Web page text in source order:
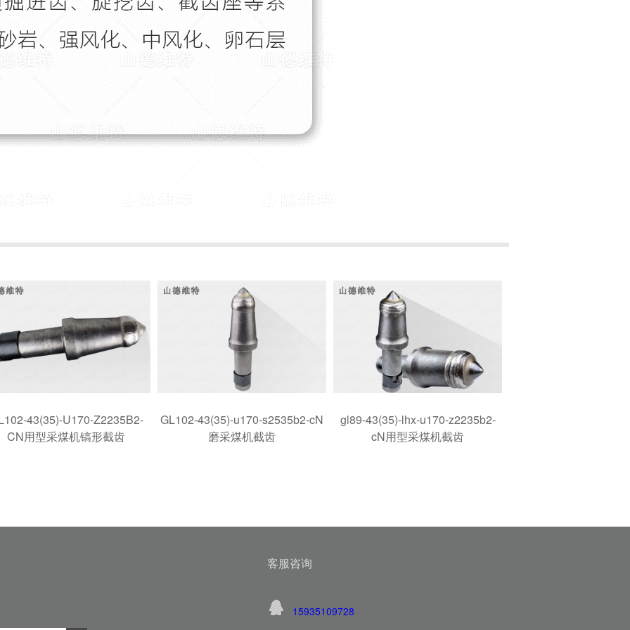
43(35)-U170-Z2235B2-
CN用型采煤机镐形截齿
GL102-43(35)-u170-s2535b2-cN
磨采煤机截齿
gl89-43(35)-lhx-u170-z2235b2-
cN用型采煤机截齿
客服咨询
15935109728